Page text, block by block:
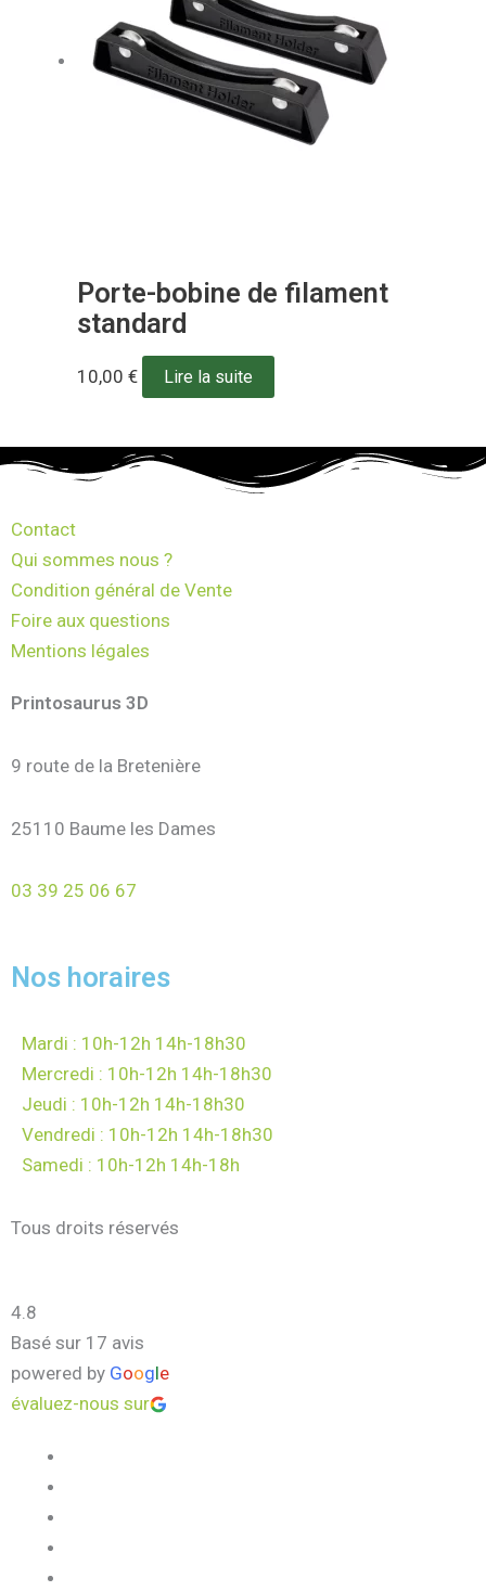
Porte-bobine de filament
standard
10,00 € Lire la suite
Contact
Qui sommes nous ?
Condition général de Vente
Foire aux questions
Mentions légales
Printosaurus 3D
9 route de la Bretenière
25110 Baume les Dames
03 39 25 06 67
Nos horaires
Mardi : 10h-12h 14h-18h30
Mercredi : 10h-12h 14h-18h30
Jeudi : 10h-12h 14h-18h30
Vendredi : 10h-12h 14h-18h30
Samedi : 10h-12h 14h-18h
Tous droits réservés
4.8
Basé sur 17 avis
powered by Google
évaluez-nous sur